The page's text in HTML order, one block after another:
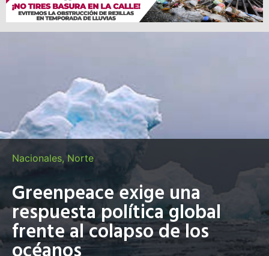
Nacionales,Norte
Greenpeace exige una
respuesta política global
frente al colapso de los
océanos